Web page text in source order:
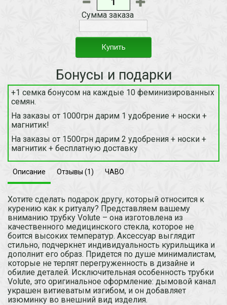
Сумма заказа
Купить
Бонусы и подарки
+1 семка бонусом на каждые 10 феминизированных
семян.
На заказы от 1000грн дарим 1 удобрение + носки +
магнитик!
На заказы от 1500грн дарим 2 удобрения + носки +
магнитик + бесплатную доставку
Описание Отзывы (1) ЧАВО
Хотите сделать подарок другу, который относится к
курению как к ритуалу? Представляем вашему
вниманию трубку Volute – она изготовлена из
качественного медицинского стекла, которое не
боится высоких температур. Аксессуар выглядит
стильно, подчеркнет индивидуальность курильщика и
дополнит его образ. Придется по душе минималистам,
которые не терпят перегруженность в дизайне и
обилие деталей. Исключительная особенность трубки
Volute, это оригинальное оформление: дымовой канал
украшен витиеватым изгибом, и он добавляет
изюминку во внешний вид изделия.